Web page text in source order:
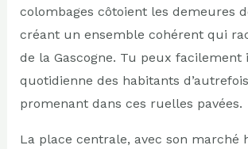
colombages côtoient les demeures
créant un ensemble cohérent qui
de la Gascogne. Tu peux facilement
quotidienne des habitants
promenant dans ces ruelles pavées.
La place centrale, avec son marché